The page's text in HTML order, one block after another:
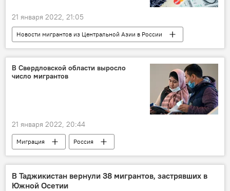
21 января 2022, 21:05
Новости мигрантов из Центральной Азии в России
Таджикистан
Экономика
Миграция
денежные переводы
В Свердловской области выросло
число мигрантов
21 января 2022, 20:44
Миграция
Россия
Новости мигрантов из Центральной Азии в России
Общество
В Таджикистан вернули 38 мигрантов, застрявших в
Южной Осетии